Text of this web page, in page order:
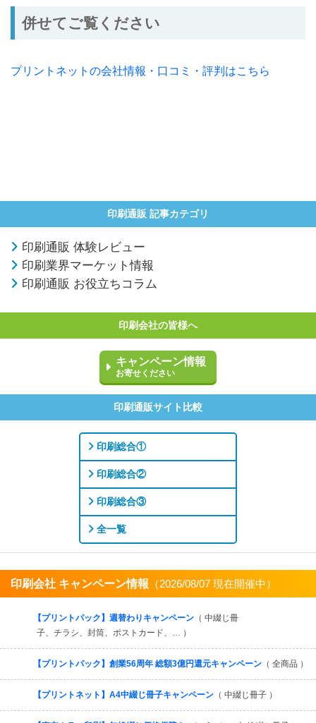
併せてご覧ください
プリントネットの会社情報・口コミ・評判はこちら
印刷通販 記事カテゴリ
印刷通販 体験レビュー
印刷業界マーケット情報
印刷通販 お役立ちコラム
印刷会社の皆様へ
キャンペーン情報
お寄せください
印刷通販サイト比較
印刷総合①
印刷総合②
印刷総合③
全一覧
印刷会社 キャンペーン情報 （2026/08/07 現在開催中）
【プリントパック】週替わりキャンペーン （ 中綴じ冊
子、チラシ、封筒、ポストカード、… ）
【プリントパック】創業56周年 総額3億円還元キャンペーン （ 全商品 ）
【プリントネット】A4中綴じ冊子キャンペーン （ 中綴じ冊子 ）